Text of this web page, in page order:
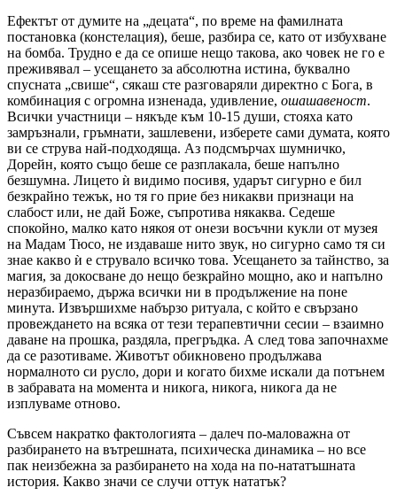
Ефектът от думите на „децата“, по време на фамилната
постановка (констелация), беше, разбира се, като от избухване
на бомба. Трудно е да се опише нещо такова, ако човек не го е
преживявал – усещането за абсолютна истина, буквално
спусната „свише“, сякаш сте разговаряли директно с Бога, в
комбинация с огромна изненада, удивление, ошашавеност.
Всички участници – някъде към 10-15 души, стояха като
замръзнали, гръмнати, зашлевени, изберете сами думата, която
ви се струва най-подходяща. Аз подсмърчах шумничко,
Дорейн, която също беше се разплакала, беше напълно
безшумна. Лицето ѝ видимо посивя, ударът сигурно е бил
безкрайно тежък, но тя го прие без никакви признаци на
слабост или, не дай Боже, съпротива някаква. Седеше
спокойно, малко като някоя от онези восъчни кукли от музея
на Мадам Тюсо, не издаваше нито звук, но сигурно само тя си
знае какво ѝ е струвало всичко това. Усещането за тайнство, за
магия, за докосване до нещо безкрайно мощно, ако и напълно
неразбираемо, държа всички ни в продължение на поне
минута. Извършихме набързо ритуала, с който е свързано
провеждането на всяка от тези терапевтични сесии – взаимно
даване на прошка, раздяла, прегръдка. А след това започнахме
да се разотиваме. Животът обикновено продължава
нормалното си русло, дори и когато бихме искали да потънем
в забравата на момента и никога, никога, никога да не
изплуваме отново.
Съвсем накратко фактологията – далеч по-маловажна от
разбирането на вътрешната, психическа динамика – но все
пак неизбежна за разбирането на хода на по-нататъшната
история. Какво значи се случи оттук нататък?